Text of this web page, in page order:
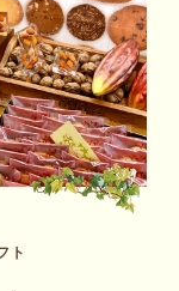
ト